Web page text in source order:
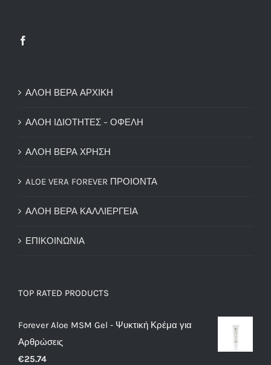
ΑΛΟΗ ΒΕΡΑ ΑΡΧΙΚΗ
ΑΛΟΗ ΙΔΙΟΤΗΤΕΣ – ΟΦΕΛΗ
ΑΛΟΗ ΒΕΡΑ ΧΡΗΣΗ
ALOE VERA FOREVER ΠΡΟΙΟΝΤΑ
ΑΛΟΗ ΒΕΡΑ ΚΑΛΛΙΕΡΓΕΙΑ
ΕΠΙΚΟΙΝΩΝΙΑ
TOP RATED PRODUCTS
Forever Aloe MSM Gel - Ψυκτική Κρέμα για
Αρθρώσεις
€25.74